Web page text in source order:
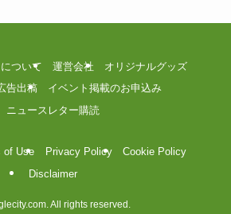
ついて 運営会社
オリジナルグッズ
告出稿
イベント掲載のお申込み
ニュースレター購読
of Use Privacy Policy
Cookie Policy
Disclaimer
All rights reserved.